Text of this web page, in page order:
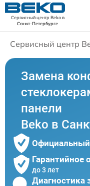
Сервисный центр Bekoв
Санкт-Петербурге
Сервисный центр
Замена
панели
Beko в
Официальный
Гарантийное
до 3 лет
Диагностика